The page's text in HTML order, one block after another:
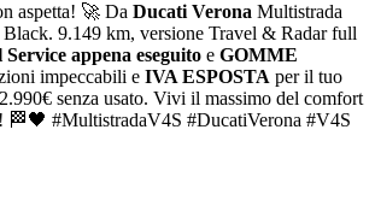
aspetta! 🚀 Da Ducati Verona Multistrada
9.149 km, versione Travel & Radar full
appena eseguito e GOMME
impeccabili e IVA ESPOSTA per il tuo
senza usato. Vivi il massimo del comfort
🏁🖤 #MultistradaV4S #DucatiVerona #V4S